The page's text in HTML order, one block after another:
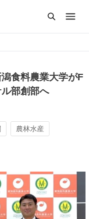
食料農業大学がF
部創部へ
農林水産